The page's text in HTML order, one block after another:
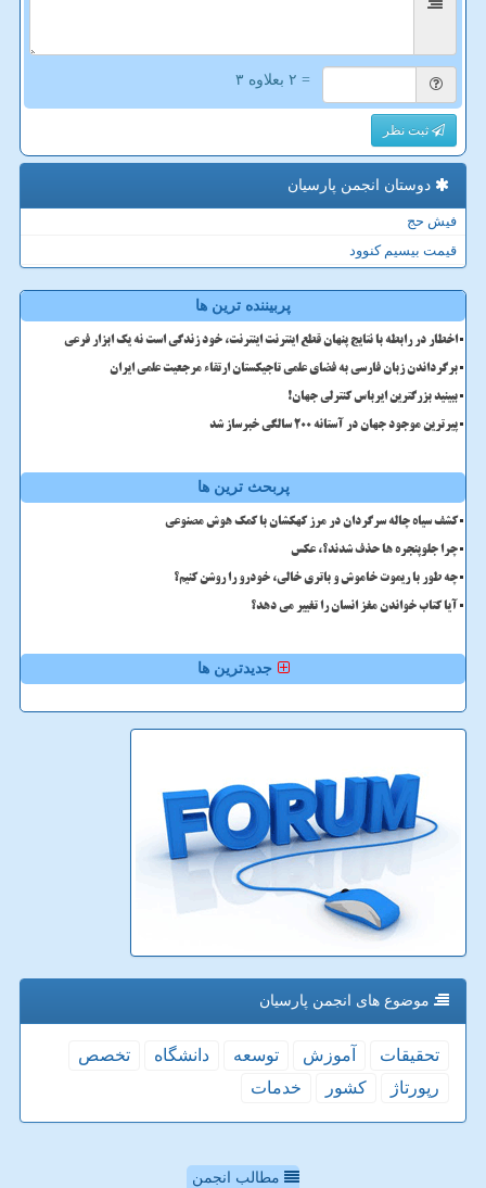
= ۲ بعلاوه ۳
ثبت نظر
دوستان انجمن پارسیان
فیش حج
قیمت بیسیم کنوود
پربیننده ترین ها
اخطار در رابطه با نتایج پنهان قطع اینترنت اینترنت، خود زندگی است نه یک ابزار فرعی
برگرداندن زبان فارسی به فضای علمی تاجیکستان ارتقاء مرجعیت علمی ایران
ببینید بزرگترین ایرباس کنترلی جهان!
پیرترین موجود جهان در آستانه ۲۰۰ سالگی خبرساز شد
پربحث ترین ها
کشف سیاه چاله سرگردان در مرز کهکشان با کمک هوش مصنوعی
چرا جلوپنجره ها حذف شدند؟، عکس
چه طور با ریموت خاموش و باتری خالی، خودرو را روشن کنیم؟
آیا کتاب خواندن مغز انسان را تغییر می دهد؟
جدیدترین ها
موضوع های انجمن پارسیان
تحقیقات آموزش توسعه دانشگاه
تخصص
رپورتاژ
كشور خدمات
مطالب انجمن